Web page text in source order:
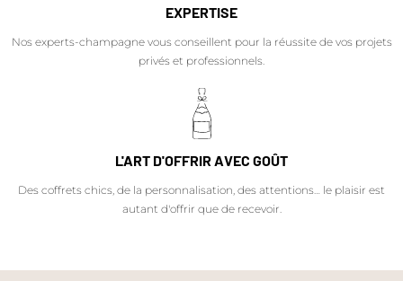
EXPERTISE
Nos experts-champagne vous conseillent pour la réussite de vos projets
privés et professionnels.
L'ART D'OFFRIR AVEC GOÛT
Des coffrets chics, de la personnalisation, des attentions… le plaisir est
autant d'offrir que de recevoir.